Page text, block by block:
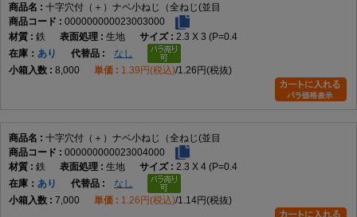
十字穴付（＋）ナベ小ねじ（全ねじ(並目
000000000023003000
鉄
生地
2.3 X 3 (P=0.4
在庫
あり
なし
8,000
1.39円(税込) 1.26円(税抜)
十字穴付（＋）ナベ小ねじ（全ねじ(並目
000000000023004000
鉄
生地
2.3 X 4 (P=0.4
在庫
あり
なし
7,000
1.26円(税込) 1.14円(税抜)